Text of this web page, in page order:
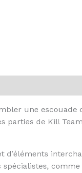
une
parties de Kill
d’éléments